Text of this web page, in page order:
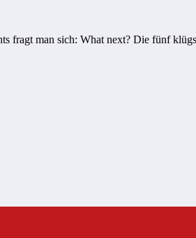
fragt man sich: What next? Die fünf